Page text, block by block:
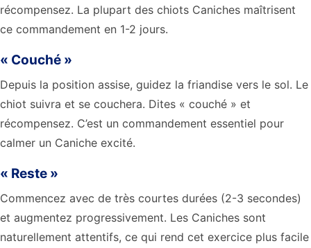
récompensez. La plupart des chiots Caniches maîtrisent
ce commandement en 1-2 jours.
« Couché »
Depuis la position assise, guidez la friandise vers le sol. Le
chiot suivra et se couchera. Dites « couché » et
récompensez. C’est un commandement essentiel pour
calmer un Caniche excité.
« Reste »
Commencez avec de très courtes durées (2-3 secondes)
et augmentez progressivement. Les Caniches sont
naturellement attentifs, ce qui rend cet exercice plus facile